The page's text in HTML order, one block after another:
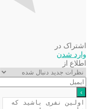
اشتراک در
وارد شدن
اطلاع از